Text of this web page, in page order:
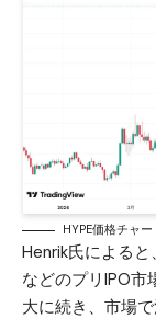
HYPE価格チャ
Henrik氏による
などのプリIPO市
大に続き、市場